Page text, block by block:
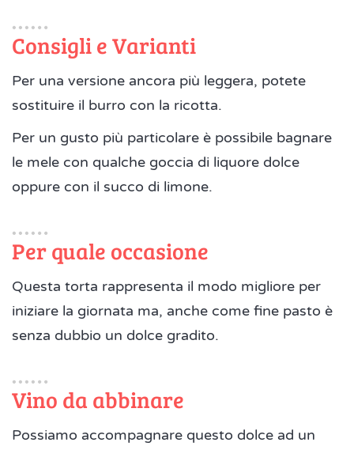
Consigli e Varianti
Per una versione ancora più leggera, potete
sostituire il burro con la ricotta.
Per un gusto più particolare è possibile bagnare
le mele con qualche goccia di liquore dolce
oppure con il succo di limone.
Per quale occasione
Questa torta rappresenta il modo migliore per
iniziare la giornata ma, anche come fine pasto è
senza dubbio un dolce gradito.
Vino da abbinare
Possiamo accompagnare questo dolce ad un